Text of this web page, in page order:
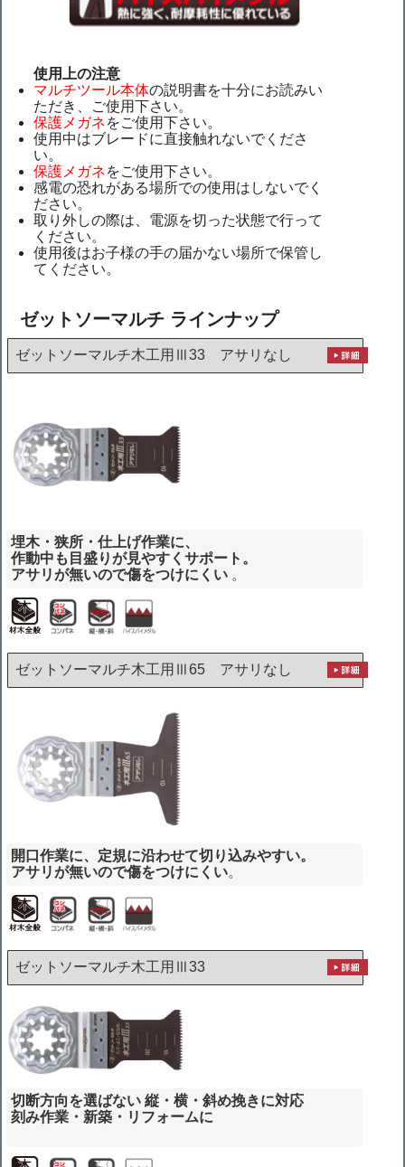
使用上の注意
マルチツール本体の説明書を十分にお読みい
ただき、ご使用下さい。
保護メガネをご使用下さい。
使用中はブレードに直接触れないでくださ
い。
保護メガネをご使用下さい。
感電の恐れがある場所での使用はしないでく
ださい。
取り外しの際は、電源を切った状態で行って
ください。
使用後はお子様の手の届かない場所で保管し
てください。
ゼットソーマルチ ラインナップ
ゼットソーマルチ木工用Ⅲ33 アサリなし
埋木・狭所・仕上げ作業に、
作動中も目盛りが見やすくサポート。
アサリが無いので傷をつけにくい 。
ゼットソーマルチ木工用Ⅲ65 アサリなし
開口作業に、定規に沿わせて切り込みやすい。
アサリが無いので傷をつけにくい。
ゼットソーマルチ木工用Ⅲ33
切断方向を選ばない 縦・横・斜め挽きに対応
刻み作業・新築・リフォームに